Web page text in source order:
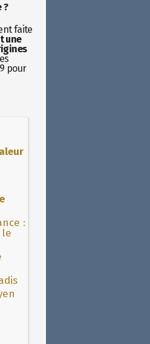
?
faite
une
pour
: